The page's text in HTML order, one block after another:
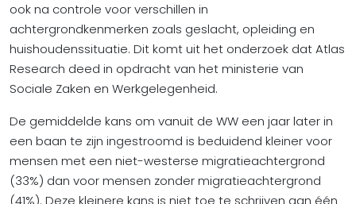
ook na controle voor verschillen in
achtergrondkenmerken zoals geslacht, opleiding en
huishoudenssituatie. Dit komt uit het onderzoek dat Atlas
Research deed in opdracht van het ministerie van
Sociale Zaken en Werkgelegenheid.
De gemiddelde kans om vanuit de WW een jaar later in
een baan te zijn ingestroomd is beduidend kleiner voor
mensen met een niet-westerse migratieachtergrond
(33%) dan voor mensen zonder migratieachtergrond
(41%). Deze kleinere kans is niet toe te schrijven aan één